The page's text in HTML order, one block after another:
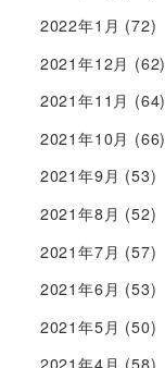
2022年1月 (72)
2021年12月 (62)
2021年11月 (64)
2021年10月 (66)
2021年9月 (53)
2021年8月 (52)
2021年7月 (57)
2021年6月 (53)
2021年5月 (50)